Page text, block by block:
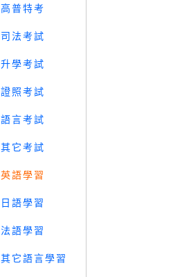
高普特考
司法考試
升學考試
證照考試
語言考試
其它考試
英語學習
日語學習
法語學習
其它語言學習